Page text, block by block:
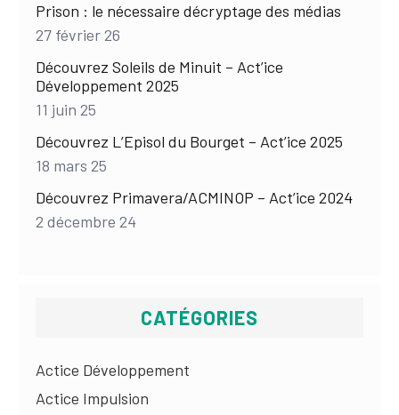
Prison : le nécessaire décryptage des médias
27 février 26
Découvrez Soleils de Minuit – Act’ice
Développement 2025
11 juin 25
Découvrez L’Episol du Bourget – Act’ice 2025
18 mars 25
Découvrez Primavera/ACMINOP – Act’ice 2024
2 décembre 24
CATÉGORIES
Actice Développement
Actice Impulsion